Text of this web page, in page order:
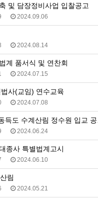
및 담장정비사업 입찰공고
2024.09.06
2024.08.14
계 품서식 및 연찬회
2024.07.15
사(교임) 연수교육
2024.07.08
득도 수계산림 정수원 입교 공
2024.06.24
종사 특별법계고시
2024.06.10
림
2024.05.21